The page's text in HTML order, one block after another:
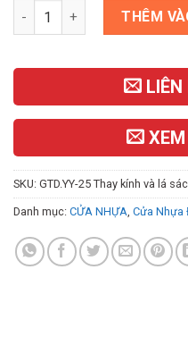
Cửa Nhựa Đài LoanTHÊM
LIÊN
XEM
SKU: GTD.YY-25 Thay kính và lá
Danh mục: CỬA NHỰA, Cửa Nhựa